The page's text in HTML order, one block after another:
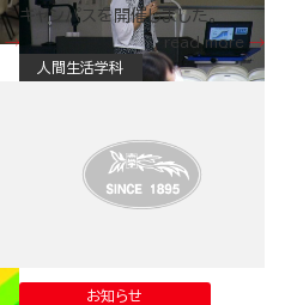
キャンパスを開催しました。
read more
人間生活学科
お知らせ